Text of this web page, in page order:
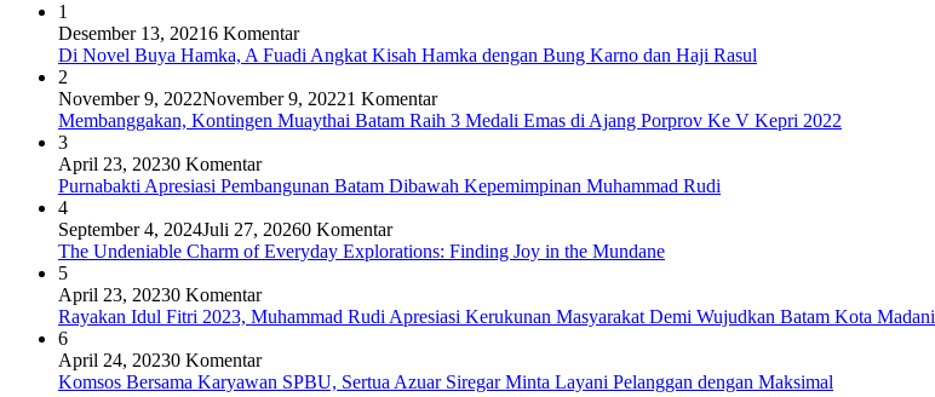
1
Desember 13, 20216 Komentar
Di Novel Buya Hamka, A Fuadi Angkat Kisah Hamka dengan Bung Karno dan Haji Rasul
2
November 9, 2022November 9, 20221 Komentar
Membanggakan, Kontingen Muaythai Batam Raih 3 Medali Emas di Ajang Porprov Ke V Kepri 2022
3
April 23, 20230 Komentar
Purnabakti Apresiasi Pembangunan Batam Dibawah Kepemimpinan Muhammad Rudi
4
September 4, 2024Juli 27, 20260 Komentar
The Undeniable Charm of Everyday Explorations: Finding Joy in the Mundane
5
April 23, 20230 Komentar
Rayakan Idul Fitri 2023, Muhammad Rudi Apresiasi Kerukunan Masyarakat Demi Wujudkan Batam Kota Madani
6
April 24, 20230 Komentar
Komsos Bersama Karyawan SPBU, Sertua Azuar Siregar Minta Layani Pelanggan dengan Maksimal